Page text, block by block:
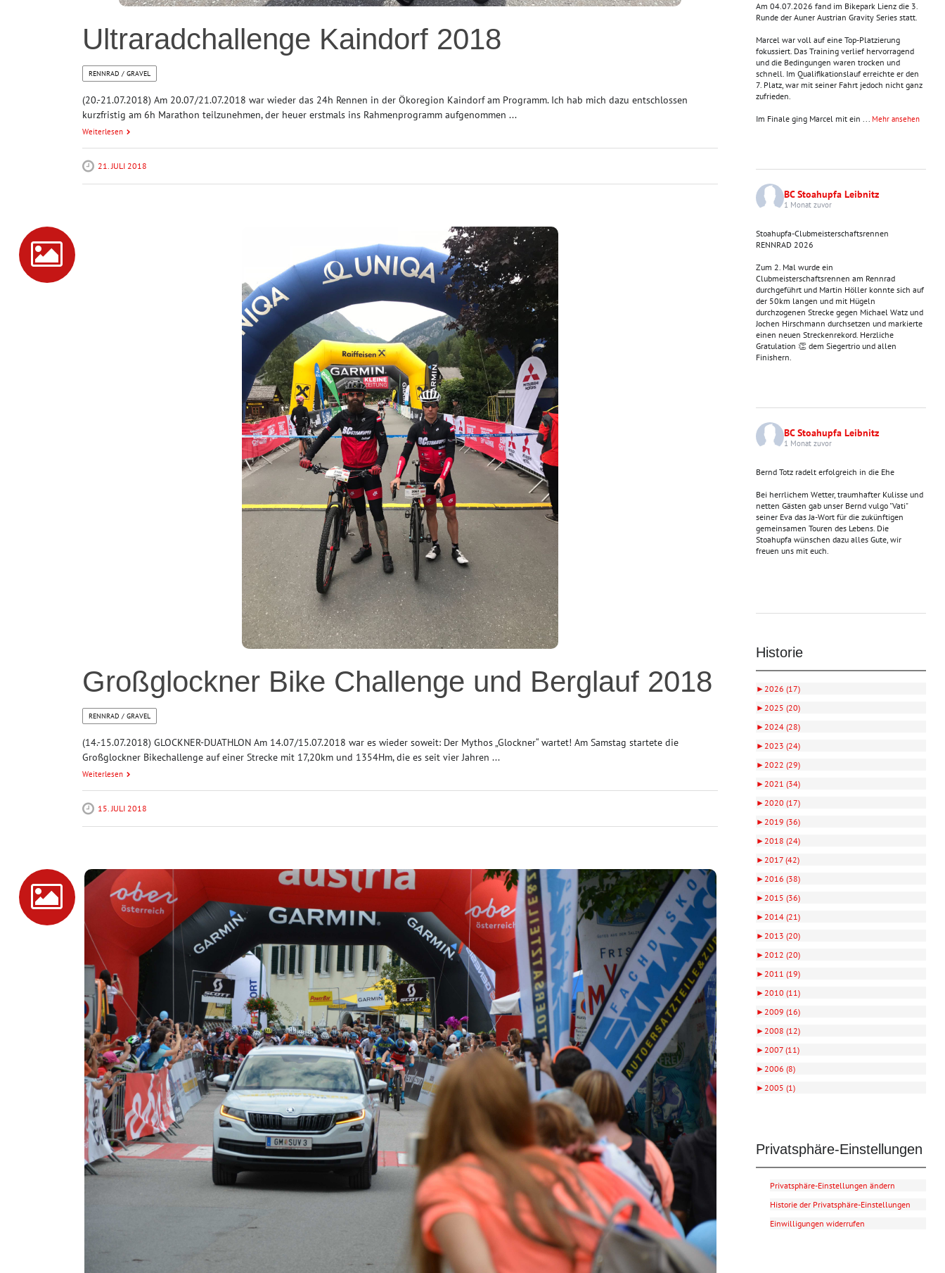
Ultraradchallenge Kaindorf 2018
RENNRAD / GRAVEL
(20.-21.07.2018) Am 20.07/21.07.2018 war wieder das 24h Rennen in der Ökoregion Kaindorf am Programm. Ich hab mich dazu entschlossen
kurzfristig am 6h Marathon teilzunehmen, der heuer erstmals ins Rahmenprogramm aufgenommen ...
Weiterlesen
21. JULI 2018
Großglockner Bike Challenge und Berglauf 2018
RENNRAD / GRAVEL
(14.-15.07.2018) GLOCKNER-DUATHLON Am 14.07/15.07.2018 war es wieder soweit: Der Mythos „Glockner“ wartet! Am Samstag startete die
Großglockner Bikechallenge auf einer Strecke mit 17,20km und 1354Hm, die es seit vier Jahren ...
Weiterlesen
15. JULI 2018
Am 04.07.2026 fand im Bikepark Lienz die 3.
Runde der Auner Austrian Gravity Series statt.
Marcel war voll auf eine Top-Platzierung
fokussiert. Das Training verlief hervorragend
und die Bedingungen waren trocken und
schnell. Im Qualifikationslauf erreichte er den
7. Platz, war mit seiner Fahrt jedoch nicht ganz
zufrieden.
Im Finale ging Marcel mit ein ... Mehr ansehen
BC Stoahupfa Leibnitz
1 Monat zuvor
Stoahupfa-Clubmeisterschaftsrennen
RENNRAD 2026
Zum 2. Mal wurde ein
Clubmeisterschaftsrennen am Rennrad
durchgeführt und Martin Höller konnte sich auf
der 50km langen und mit Hügeln
durchzogenen Strecke gegen Michael Watz und
Jochen Hirschmann durchsetzen und markierte
einen neuen Streckenrekord. Herzliche
Gratulation 👏 dem Siegertrio und allen
Finishern.
BC Stoahupfa Leibnitz
1 Monat zuvor
Bernd Totz radelt erfolgreich in die Ehe
Bei herrlichem Wetter, traumhafter Kulisse und
netten Gästen gab unser Bernd vulgo "Vati"
seiner Eva das Ja-Wort für die zukünftigen
gemeinsamen Touren des Lebens. Die
Stoahupfa wünschen dazu alles Gute, wir
freuen uns mit euch.
Historie
►2026 (17)
►2025 (20)
►2024 (28)
►2023 (24)
►2022 (29)
►2021 (34)
►2020 (17)
►2019 (36)
►2018 (24)
►2017 (42)
►2016 (38)
►2015 (36)
►2014 (21)
►2013 (20)
►2012 (20)
►2011 (19)
►2010 (11)
►2009 (16)
►2008 (12)
►2007 (11)
►2006 (8)
►2005 (1)
Privatsphäre-Einstellungen
Privatsphäre-Einstellungen ändern
Historie der Privatsphäre-Einstellungen
Einwilligungen widerrufen